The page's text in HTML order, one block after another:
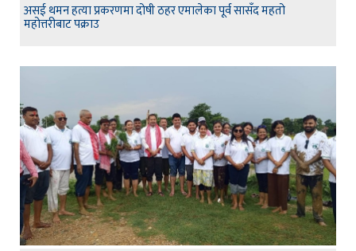
असई थमन हत्या प्रकरणमा दोषी ठहर एमालेका पूर्व सासँद महतो
महोत्तरीबाट पक्राउ